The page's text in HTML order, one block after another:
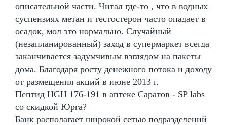
описательной части. Читал где-то , что в водных
суспензиях метан и тестостерон часто опадает в
осадок, мол это нормально. Случайный
(незапланированный) заход в супермаркет всегда
заканчивается задумчивым взглядом на пакеты
дома. Благодаря росту денежного потока и доходу
от размещения акций в июне 2013 г.
Пептид HGH 176-191 в аптеке Саратов - SP labs
со скидкой Юрга?
Банк располагает широкой сетью подразделений